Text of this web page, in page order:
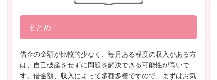
まとめ
借金の金額が比較的少なく、毎月ある程度の収入がある方
は、自己破産をせずに問題を解決できる可能性が高いで
す。借金額、収入によって多種多様ですので、まずはお気